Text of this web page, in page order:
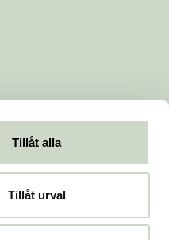
Tillåt alla
Tillåt urval